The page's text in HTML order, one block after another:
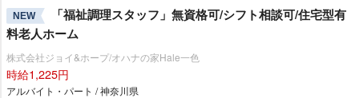
NEW
「福祉調理スタッフ」無資格可/シフト相談可/住宅型有
料老人ホーム
株式会社ジョイ&ホープ/オハナの家Hale一色
時給1,225円
アルバイト・パート / 神奈川県